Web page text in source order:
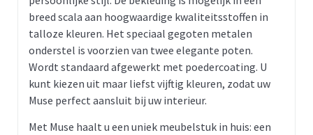
breed scala aan hoogwaardige kwaliteitsstoffen in
talloze kleuren. Het speciaal gegoten metalen
onderstel is voorzien van twee elegante poten.
Wordt standaard afgewerkt met poedercoating. U
kunt kiezen uit maar liefst vijftig kleuren, zodat uw
Muse perfect aansluit bij uw interieur.
Met Muse haalt u een uniek meubelstuk in huis: een